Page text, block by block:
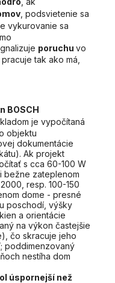
, podsvietenie sa
vykurovanie sa
poruchu vo
tak ako má,
BOSCH
je vypočítaná
objektu
dokumentácie
Ak projekt
s cca 60-100 W
bežne zateplenom
resp. 100-150
dome - presné
poschodí, výšky
a orientácie
na výkon častejšie
čo skracuje jeho
poddimenzovaný
nestíha dom
úspornejší než